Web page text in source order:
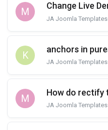
M
Change Live
JA Joomla Templates
K
anchors in
JA Joomla Templates
M
How do rectify
JA Joomla Templates